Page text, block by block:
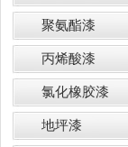
聚氨酯漆
丙烯酸漆
氯化橡胶漆
地坪漆